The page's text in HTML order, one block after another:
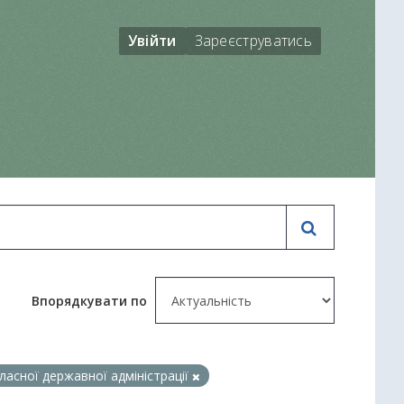
Увійти Зареєструватись
Впорядкувати по
державної адміністрації